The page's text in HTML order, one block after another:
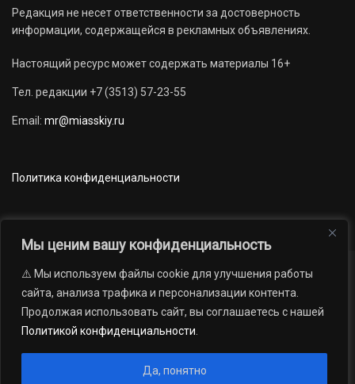
Мы ценим вашу конфиденциальность
⚠️ Мы используем файлы cookie для улучшения работы
сайта, анализа трафика и персонализации контента.
Продолжая использовать сайт, вы соглашаетесь с нашей
Политикой конфиденциальности
Да, понятно
Редакция не несет ответственности за достоверность
информации, содержащейся в рекламных объявлениях.
Настоящий ресурс может содержать материалы 16+
Тел. редакции +7 (3513) 57-23-55
Email: mr@miasskiy.ru
Политика конфиденциальности
Новости Наши проекты
Официально
АРХИВ
16+
газеты «Миасский рабочий»; Областное государственное учреждение
«Издательский дом «Губерния». Все права защищены.
Андрей Петрович Попов